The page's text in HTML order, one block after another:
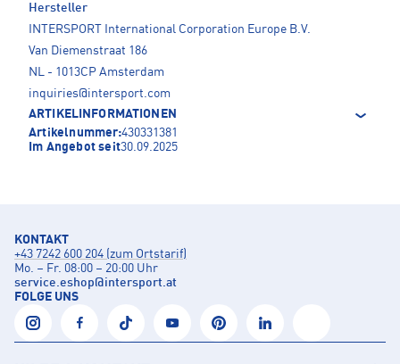
Hersteller
INTERSPORT International Corporation Europe B.V.
Van Diemenstraat 186
NL - 1013CP Amsterdam
inquiries@intersport.com
ARTIKELINFORMATIONEN
Artikelnummer:430331381
Im Angebot seit30.09.2025
KONTAKT
+43 7242 600 204 (zum Ortstarif)
Mo. – Fr. 08:00 – 20:00 Uhr
service.eshop@intersport.at
FOLGE UNS